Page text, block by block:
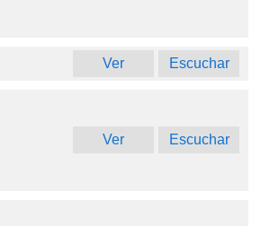
Ver Escuchar
Ver Escuchar